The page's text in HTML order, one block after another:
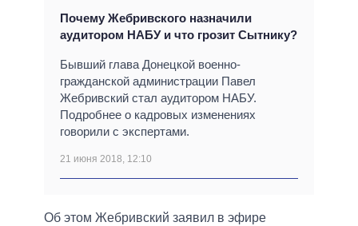
Почему Жебривского назначили
аудитором НАБУ и что грозит Сытнику?
Бывший глава Донецкой военно-
гражданской администрации Павел
Жебривский стал аудитором НАБУ.
Подробнее о кадровых изменениях
говорили с экспертами.
21 июня 2018, 12:10
Об этом Жебривский заявил в эфире